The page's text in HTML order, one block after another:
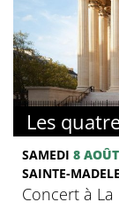
Les
SAMEDI 8 AOÛT
SAINTE-
Concert à